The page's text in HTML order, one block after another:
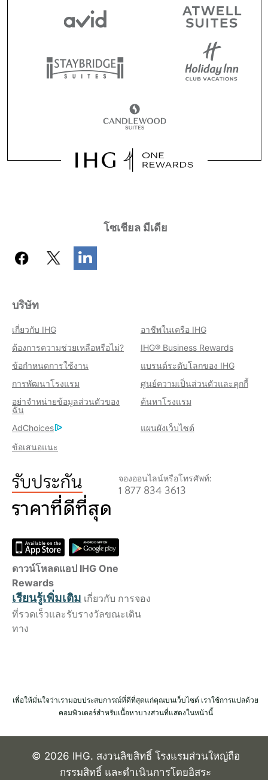
โซเชียล มีเดีย
บริษัท
เกี่ยวกับ IHG
อาชีพในเครือ IHG
ต้องการความช่วยเหลือหรือไม่?
IHG® Business Rewards
ข้อกำหนดการใช้งาน
แบรนด์ระดับโลกของ IHG
การพัฒนาโรงแรม
ศูนย์ความเป็นส่วนตัวและคุกกี้
อย่าจำหน่ายข้อมูลส่วนตัวของ
ฉัน
ค้นหาโรงแรม
AdChoices
แผนผังเว็บไซต์
ข้อเสนอแนะ
จองออนไลน์หรือโทรศัพท์:
1 877 834 3613
ดาวน์โหลดแอป IHG One
Rewards
เรียนรู้เพิ่มเติม เกี่ยวกับ การจอง
ที่รวดเร็วและรับรางวัลขณะเดิน
ทาง
เพื่อให้มั่นใจว่าเรามอบประสบการณ์ที่ดีที่สุดแก่คุณบนเว็บไซต์ เราใช้การแปลด้วย
คอมพิวเตอร์สำหรับเนื้อหาบางส่วนที่แสดงในหน้านี้
© 2026 IHG. สงวนลิขสิทธิ์ โรงแรมส่วนใหญ่ถือ
กรรมสิทธิ์ และดำเนินการโดยอิสระ